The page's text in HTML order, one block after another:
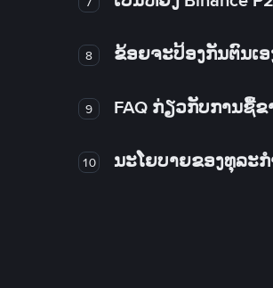
8 ຂ້ອຍຈະປ້ອງກັນຕົນເອ
9 FAQ ກ່ຽວກັບການຊື້ຂ
10 ນະໂຍບາຍຂອງທຸລະກໍ